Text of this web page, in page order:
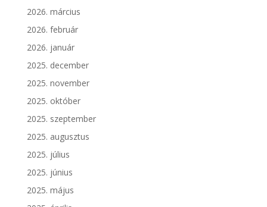
2026. március
2026. február
2026. január
2025. december
2025. november
2025. október
2025. szeptember
2025. augusztus
2025. július
2025. június
2025. május